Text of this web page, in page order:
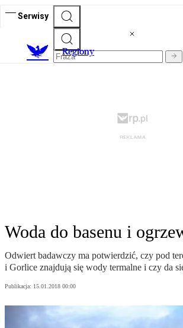
Serwisy
Regiony
Woda do basenu i
Odwiert badawczy ma potwierdzić, czy pod
i Gorlice znajdują się wody termalne i czy da
Publikacja: 15.01.2018 00:00